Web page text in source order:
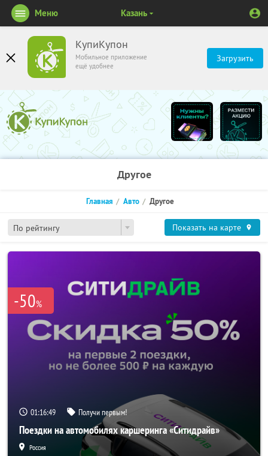
КупиКупон
Мобильное приложение
ещё удобнее
Загрузить
Меню Казань
Другое
По рейтингу
Главная Авто Другое
Показать на карте
-50%
01:16:49 Получи первым!
Поездки на автомобилях каршеринга «Ситидрайв»
Россия